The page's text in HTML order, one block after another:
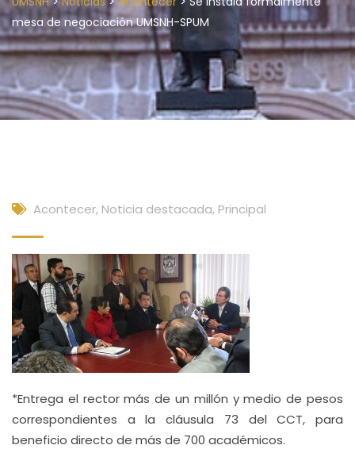
mesa de negociación UMSNH-SPUM
Acontecer, Noticia destacada, Principal
*Entrega el rector más de un millón y medio de pesos
correspondientes a la cláusula 73 del CCT, para
beneficio directo de más de 700 académicos.